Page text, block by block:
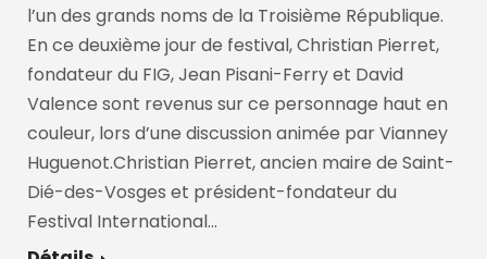
l’un des grands noms de la Troisième République.
En ce deuxième jour de festival, Christian Pierret,
fondateur du FIG, Jean Pisani-Ferry et David
Valence sont revenus sur ce personnage haut en
couleur, lors d’une discussion animée par Vianney
Huguenot.Christian Pierret, ancien maire de Saint-
Dié-des-Vosges et président-fondateur du
Festival International…